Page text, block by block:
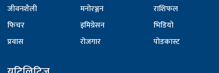
जीवनशैली
फिचर
प्रवास
मनोरञ्जन
इमिग्रेसन
रोजगार
राशिफल
भिडियो
पोडकास्ट